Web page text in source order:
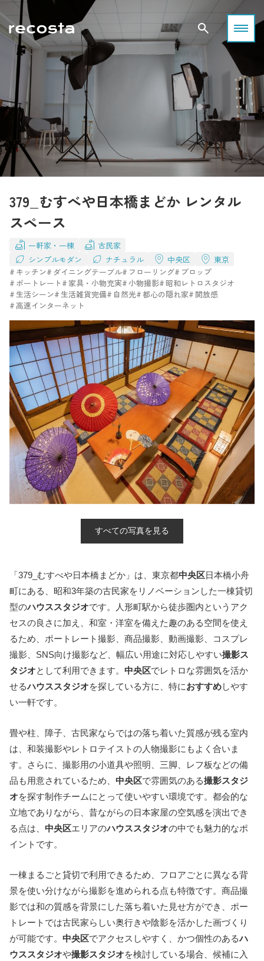
379_むすべや日本橋まどか レンタル
スペース
一軒家・一棟
古民家
シンプルモダン
ナチュラル 中央区
東京
キッチン
ダイニングテーブル フローリング
プロップ
ポートレート
家具・小物充実 小物撮影
昭和レトロスタジオ
生活シーン
生活雑貨完備 自然光 都心の隠れ家
開放感
高速インターネット
すべての写真を見る
「379_むすべや日本橋まどか」は、東京都中央区日本橋小舟
町にある、昭和3年築の古民家をリノベーションした一棟貸切
型のハウススタジオです。人形町駅から徒歩圏内というアク
セスの良さに加え、和室・洋室を備えた趣のある空間を使え
るため、ポートレート撮影、商品撮影、動画撮影、コスプレ
撮影、SNS向け撮影など、幅広い用途に対応しやすい撮影ス
タジオとして利用できます。 中央区でレトロな雰囲気を活か
せるハウススタジオを探している方に、特におすすめしやす
い一軒です。
畳や柱、障子、古民家ならではの落ち着いた質感が残る室内
は、和装撮影やレトロテイストの人物撮影にもよく合いま
す。さらに、撮影用の小道具や照明、三脚、レフ板などの備
品も用意されているため、 中央区で雰囲気のある撮影スタジ
オを探す制作チームにとって使いやすい環境です。都会的な
立地でありながら、昔ながらの日本家屋の空気感を演出でき
る点は、 中央区エリアのハウススタジオの中でも魅力的なポ
イントです。
一棟まるごと貸切で利用できるため、フロアごとに異なる背
景を使い分けながら撮影を進められる点も特徴です。商品撮
影では和の質感を背景にした落ち着いた見せ方ができ、ポー
トレートでは古民家らしい奥行きや陰影を活かした画づくり
が可能です。 中央区でアクセスしやすく、かつ個性のあるハ
ウススタジオや撮影スタジオを検討している場合、候補に入